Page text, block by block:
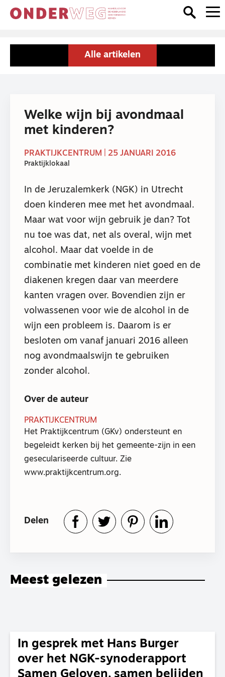
Alle artikelen
Welke wijn bij avondmaal
met kinderen?
PRAKTIJKCENTRUM | 25 JANUARI 2016
Praktijklokaal
In de Jeruzalemkerk (NGK) in Utrecht
doen kinderen mee met het avondmaal.
Maar wat voor wijn gebruik je dan? Tot
nu toe was dat, net als overal, wijn met
alcohol. Maar dat voelde in de
combinatie met kinderen niet goed en de
diakenen kregen daar van meerdere
kanten vragen over. Bovendien zijn er
volwassenen voor wie de alcohol in de
wijn een probleem is. Daarom is er
besloten om vanaf januari 2016 alleen
nog avondmaalswijn te gebruiken
zonder alcohol.
Over de auteur
PRAKTIJKCENTRUM
Het Praktijkcentrum (GKv) ondersteunt en
begeleidt kerken bij het gemeente-zijn in een
geseculariseerde cultuur. Zie
www.praktijkcentrum.org.
Delen
Meest gelezen
In gesprek met Hans Burger
over het NGK-synoderapport
Samen Geloven, samen belijden